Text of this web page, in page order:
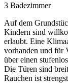
3 Badezimmer
Auf dem
Kindern sind
erlaubt. Eine
vorhanden und für
über einen
Die Türen sind
Rauchen ist